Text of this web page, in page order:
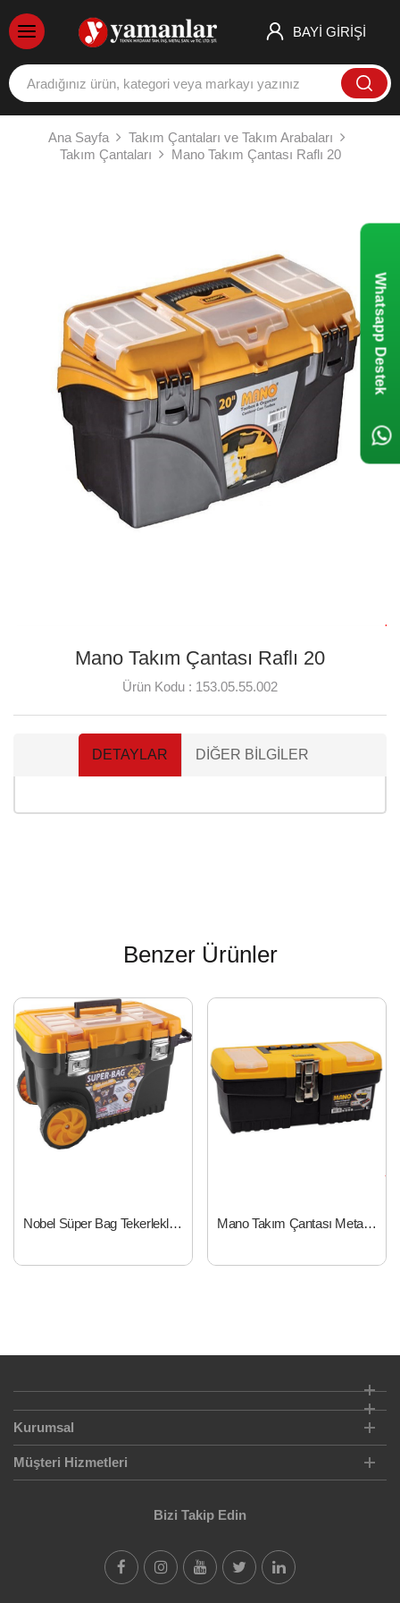
BAYİ GİRİŞİ
Ana Sayfa
Takım Çantaları ve Takım Arabaları
Takım Çantaları
Mano Takım Çantası Raflı 20
Mano Takım Çantası Raflı 20
Ürün Kodu : 153.05.55.002
DETAYLAR DIĞER BILGILER
Benzer Ürünler
Nobel Süper Bag Tekerlekli Takım Çantası 347854024 Mano Takım Çantası Metal Kilitli 13
Kurumsal
Müşteri Hizmetleri
Bizi Takip Edin
Whatsapp Destek